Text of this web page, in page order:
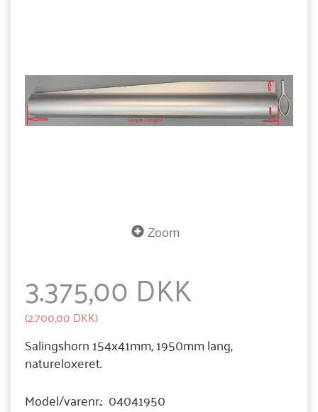
Zoom
3.375,00 DKK
(2.700,00 DKK)
Salingshorn 154x41mm, 1950mm lang,
natureloxeret.
Model/varenr.: 04041950